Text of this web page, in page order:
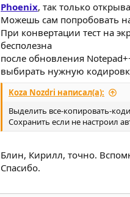
Phoenix, так только
Можешь сам попробовать
При конвертации тест на
бесполезна
после обновления
выбирать нужную
Koza Nozdri написал(а):
Выделить все-копировать-
Сохранить если не настроил
Блин, Кирилл, точно.
Спасибо.